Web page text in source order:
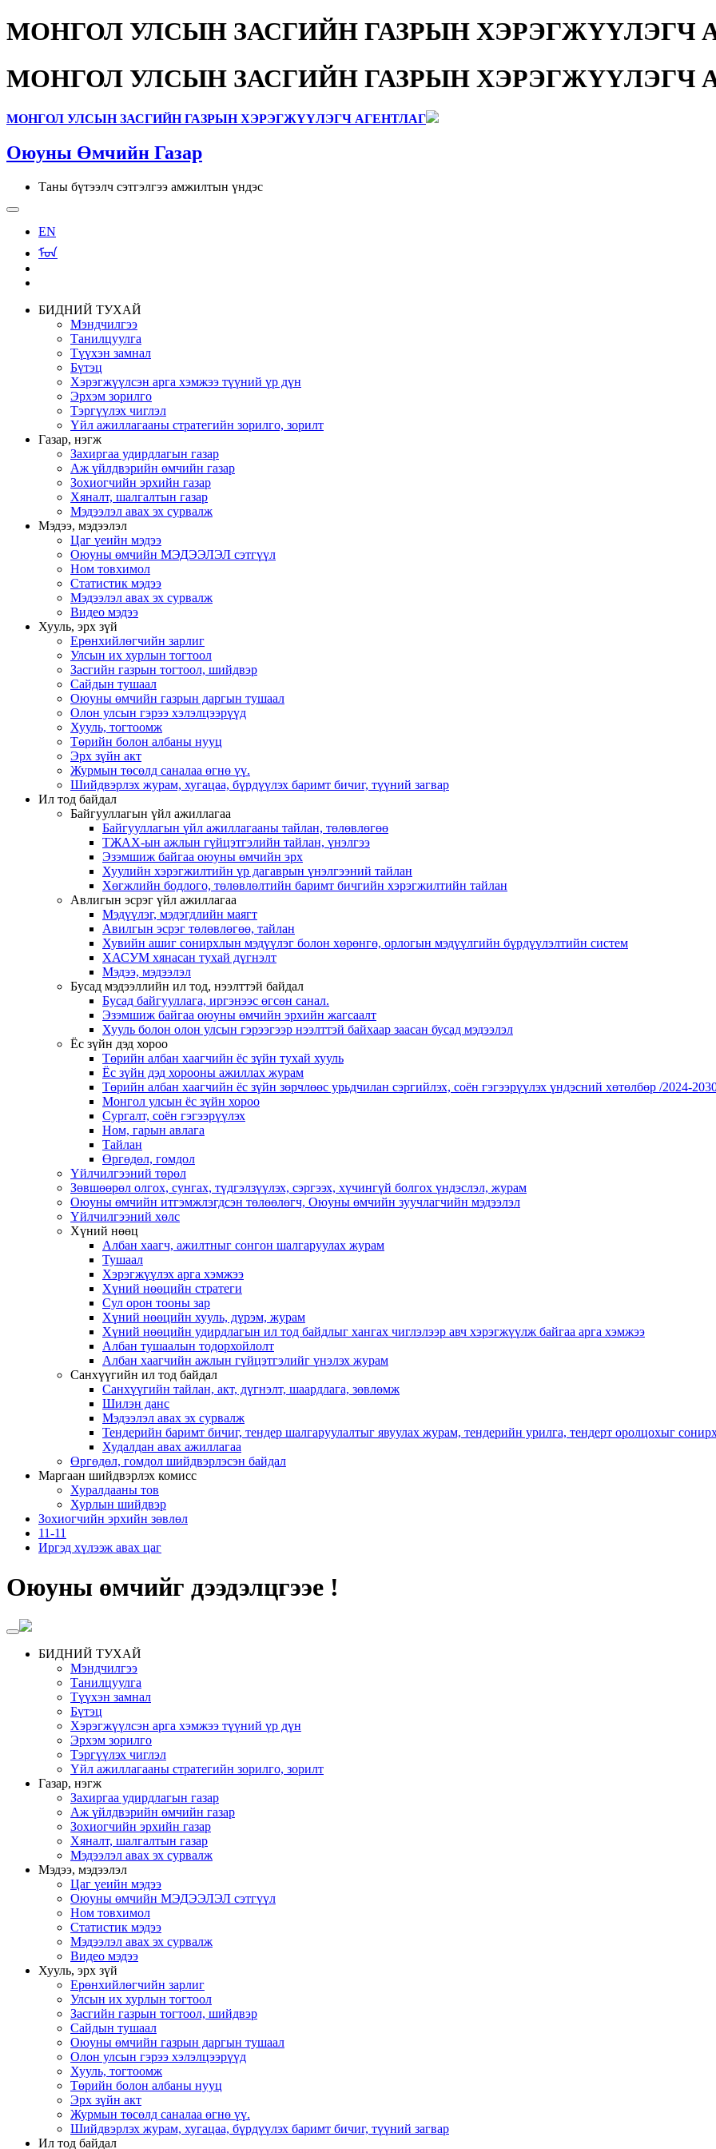
МОНГОЛ УЛСЫН ЗАСГИЙН ГАЗРЫН ХЭРЭГЖҮҮЛЭГЧ
МОНГОЛ УЛСЫН ЗАСГИЙН ГАЗРЫН ХЭРЭГЖҮҮЛЭГЧ
МОНГОЛ УЛСЫН ЗАСГИЙН ГАЗРЫН ХЭРЭГЖҮҮЛЭГЧ АГЕНТЛАГ
Оюуны Өмчийн Газар
Таны бүтээлч сэтгэлгээ амжилтын үндэс
EN
ᠮᠣᠨ
БИДНИЙ ТУХАЙ
Мэндчилгээ
Танилцуулга
Түүхэн замнал
Бүтэц
Хэрэгжүүлсэн арга хэмжээ түүний үр дүн
Эрхэм зорилго
Тэргүүлэх чиглэл
Үйл ажиллагааны стратегийн зорилго, зорилт
Газар, нэгж
Захиргаа удирдлагын газар
Аж үйлдвэрийн өмчийн газар
Зохиогчийн эрхийн газар
Хяналт, шалгалтын газар
Мэдээлэл авах эх сурвалж
Мэдээ, мэдээлэл
Цаг үеийн мэдээ
Оюуны өмчийн МЭДЭЭЛЭЛ сэтгүүл
Ном товхимол
Статистик мэдээ
Мэдээлэл авах эх сурвалж
Видео мэдээ
Хууль, эрх зүй
Ерөнхийлөгчийн зарлиг
Улсын их хурлын тогтоол
Засгийн газрын тогтоол, шийдвэр
Сайдын тушаал
Оюуны өмчийн газрын даргын тушаал
Олон улсын гэрээ хэлэлцээрүүд
Хууль, тогтоомж
Төрийн болон албаны нууц
Эрх зүйн акт
Журмын төсөлд саналаа өгнө үү.
Шийдвэрлэх журам, хугацаа, бүрдүүлэх баримт бичиг, түүний загвар
Ил тод байдал
Байгууллагын үйл ажиллагаа
Байгууллагын үйл ажиллагааны тайлан, төлөвлөгөө
ТЖАХ-ын ажлын гүйцэтгэлийн тайлан, үнэлгээ
Эзэмшиж байгаа оюуны өмчийн эрх
Хуулийн хэрэгжилтийн үр дагаврын үнэлгээний тайлан
Хөгжлийн бодлого, төлөвлөлтийн баримт бичгийн хэрэгжилтийн тайлан
Авлигын эсрэг үйл ажиллагаа
Мэдүүлэг, мэдэгдлийн маягт
Авилгын эсрэг төлөвлөгөө, тайлан
Хувийн ашиг сонирхлын мэдүүлэг болон хөрөнгө, орлогын мэдүүлгийн бүрдүүлэлтийн систем
ХАСУМ хянасан тухай дүгнэлт
Мэдээ, мэдээлэл
Бусад мэдээллийн ил тод, нээлттэй байдал
Бусад байгууллага, иргэнээс өгсөн санал.
Эзэмшиж байгаа оюуны өмчийн эрхийн жагсаалт
Хууль болон олон улсын гэрээгээр нээлттэй байхаар заасан бусад мэдээлэл
Ёс зүйн дэд хороо
Төрийн албан хаагчийн ёс зүйн тухай хууль
Ёс зүйн дэд хорооны ажиллах журам
Төрийн албан хаагчийн ёс зүйн зөрчлөөс урьдчилан сэргийлэх, соён гэгээрүүлэх үндэсний хөтөлбөр /2024-
Монгол улсын ёс зүйн хороо
Cургалт, cоён гэгээрүүлэх
Ном, гарын авлага
Тайлан
Өргөдөл, гомдол
Үйлчилгээний төрөл
Зөвшөөрөл олгох, сунгах, түдгэлзүүлэх, сэргээх, хүчингүй болгох үндэслэл, журам
Оюуны өмчийн итгэмжлэгдсэн төлөөлөгч, Оюуны өмчийн зуучлагчийн мэдээлэл
Үйлчилгээний хөлс
Хүний нөөц
Албан хаагч, ажилтныг сонгон шалгаруулах журам
Тушаал
Хэрэгжүүлэх арга хэмжээ
Хүний нөөцийн стратеги
Сул орон тооны зар
Хүний нөөцийн хууль, дүрэм, журам
Хүний нөөцийн удирдлагын ил тод байдлыг хангах чиглэлээр авч хэрэгжүүлж байгаа арга хэмжээ
Албан тушаалын тодорхойлолт
Албан хаагчийн ажлын гүйцэтгэлийг үнэлэх журам
Санхүүгийн ил тод байдал
Санхүүгийн тайлан, акт, дүгнэлт, шаардлага, зөвлөмж
Шилэн данс
Мэдээлэл авах эх сурвалж
Тендерийн баримт бичиг, тендер шалгаруулалтыг явуулах журам, тендерийн урилга, тендерт оролцохыг
Худалдан авах ажиллагаа
Өргөдөл, гомдол шийдвэрлэсэн байдал
Маргаан шийдвэрлэх комисс
Хуралдааны тов
Хурлын шийдвэр
Зохиогчийн эрхийн зөвлөл
11-11
Иргэд хүлээж авах цаг
Оюуны өмчийг дээдэлцгээе !
БИДНИЙ ТУХАЙ
Мэндчилгээ
Танилцуулга
Түүхэн замнал
Бүтэц
Хэрэгжүүлсэн арга хэмжээ түүний үр дүн
Эрхэм зорилго
Тэргүүлэх чиглэл
Үйл ажиллагааны стратегийн зорилго, зорилт
Газар, нэгж
Захиргаа удирдлагын газар
Аж үйлдвэрийн өмчийн газар
Зохиогчийн эрхийн газар
Хяналт, шалгалтын газар
Мэдээлэл авах эх сурвалж
Мэдээ, мэдээлэл
Цаг үеийн мэдээ
Оюуны өмчийн МЭДЭЭЛЭЛ сэтгүүл
Ном товхимол
Статистик мэдээ
Мэдээлэл авах эх сурвалж
Видео мэдээ
Хууль, эрх зүй
Ерөнхийлөгчийн зарлиг
Улсын их хурлын тогтоол
Засгийн газрын тогтоол, шийдвэр
Сайдын тушаал
Оюуны өмчийн газрын даргын тушаал
Олон улсын гэрээ хэлэлцээрүүд
Хууль, тогтоомж
Төрийн болон албаны нууц
Эрх зүйн акт
Журмын төсөлд саналаа өгнө үү.
Шийдвэрлэх журам, хугацаа, бүрдүүлэх баримт бичиг, түүний загвар
Ил тод байдал